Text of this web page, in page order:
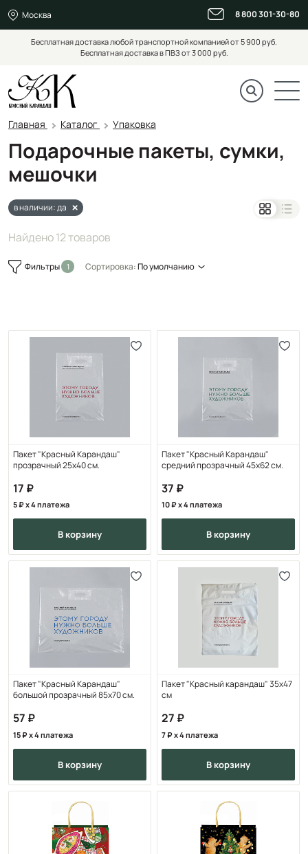
Москва 8 800 301-30-80
Бесплатная доставка любой транспортной компанией от 5 900 руб.
Бесплатная доставка в ПВЗ от 3 000 руб.
Главная Каталог Упаковка
Подарочные пакеты, сумки,
мешочки
в наличии: да
Найдено 12 товаров
Фильтры Сортировка:По умолчанию
Пакет "Красный Карандаш"
прозрачный 25х40 см.
17
5 x 4 платежа
в корзину
Пакет "Красный Карандаш"
средний прозрачный 45х62 см.
37
10 x 4 платежа
в корзину
Пакет "Красный Карандаш"
большой прозрачный 85х70 см.
57
15 x 4 платежа
в корзину
Пакет "Красный карандаш" 35х47
см
27
7 x 4 платежа
в корзину